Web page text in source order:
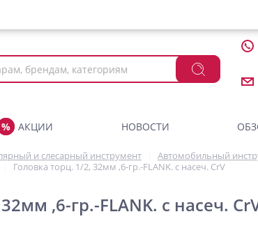
АКЦИИ НОВОСТИ
и слесарный инструмент
Автомобильный
Головка торц. 1/2, 32мм ,6-гр.-FLANK. с насеч. CrV
,6-гр.-FLANK. с насеч.